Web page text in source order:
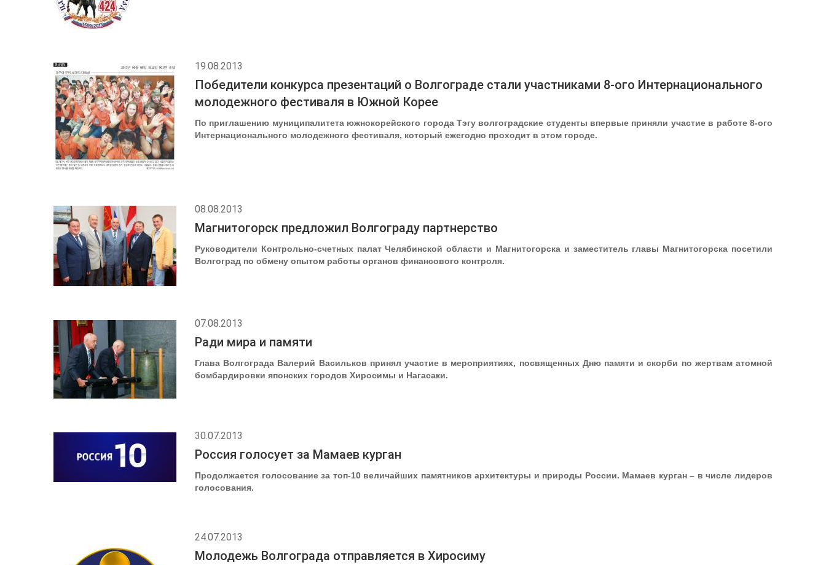
19.08.2013
Победители конкурса презентаций о Волгограде стали участниками 8-ого Интернационального
молодежного фестиваля в Южной Корее
По приглашению муниципалитета южнокорейского города Тэгу волгоградские студенты впервые приняли участие в работе 8-ого
Интернационального молодежного фестиваля, который ежегодно проходит в этом городе.
08.08.2013
Магнитогорск предложил Волгограду партнерство
Руководители Контрольно-счетных палат Челябинской области и Магнитогорска и заместитель главы Магнитогорска посетили
Волгоград по обмену опытом работы органов финансового контроля.
07.08.2013
Ради мира и памяти
Глава Волгограда Валерий Васильков принял участие в мероприятиях, посвященных Дню памяти и скорби по жертвам атомной
бомбардировки японских городов Хиросимы и Нагасаки.
30.07.2013
Россия голосует за Мамаев курган
Продолжается голосование за топ-10 величайших памятников архитектуры и природы России. Мамаев курган – в числе лидеров
голосования.
24.07.2013
Молодежь Волгограда отправляется в Хиросиму